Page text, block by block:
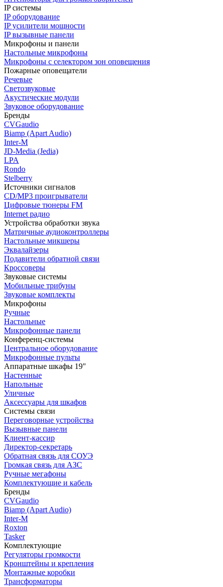
IP системы
IP оборудование
IP усилители мощности
IP вызывные панели
Микрофоны и панели
Настольные микрофоны
Микрофоны с селектором зон оповещения
Пожарные оповещатели
Речевые
Светозвуковые
Акустические модули
Звуковое оборудование
Бренды
CVGaudio
Biamp (Apart Audio)
Inter-M
JD-Media (Jedia)
LPA
Rondo
Stelberry
Источники сигналов
CD/MP3 проигрыватели
Цифровые тюнеры FM
Internet радио
Устройства обработки звука
Матричные аудиоконтроллеры
Настольные микшеры
Эквалайзеры
Подавители обратной связи
Кроссоверы
Звуковые системы
Мобильные трибуны
Звуковые комплекты
Микрофоны
Ручные
Настольные
Микрофонные панели
Конференц-системы
Центральное оборудование
Микрофонные пульты
Аппаратные шкафы 19"
Настенные
Напольные
Уличные
Аксессуары для шкафов
Системы связи
Переговорные устройства
Вызывные панели
Клиент-кассир
Директор-секретарь
Обратная связь для СОУЭ
Громкая связь для АЗС
Ручные мегафоны
Комплектующие и кабель
Бренды
CVGaudio
Biamp (Apart Audio)
Inter-M
Roxton
Tasker
Комплектующие
Регуляторы громкости
Кронштейны и крепления
Монтажные коробки
Трансформаторы